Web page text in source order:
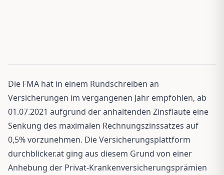
Die FMA hat in einem Rundschreiben an
Versicherungen im vergangenen Jahr empfohlen, ab
01.07.2021 aufgrund der anhaltenden Zinsflaute eine
Senkung des maximalen Rechnungszinssatzes auf
0,5% vorzunehmen. Die Versicherungsplattform
durchblicker.at ging aus diesem Grund von einer
Anhebung der Privat-Krankenversicherungsprämien